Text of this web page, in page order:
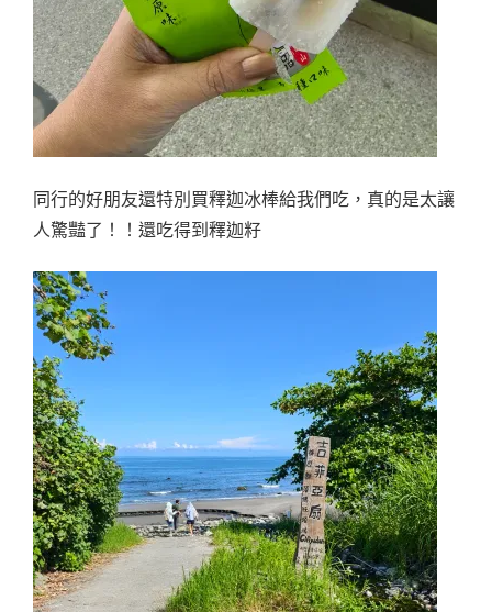
同行的好朋友還特別買釋迦冰棒給我們吃，真的是太讓
人驚豔了！！還吃得到釋迦籽